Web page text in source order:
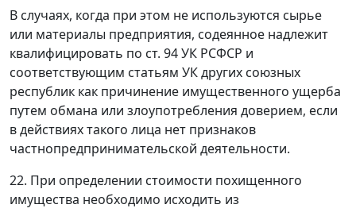
В случаях, когда при этом не используются сырье
или материалы предприятия, содеянное надлежит
квалифицировать по ст. 94УК РСФСР и
соответствующим статьям УК других союзных
республик как причинение имущественного ущерба
путем обмана или злоупотребления доверием, если
в действиях такого лица нет признаков
частнопредпринимательской деятельности.
22. При определении стоимости похищенного
имущества необходимо исходить из